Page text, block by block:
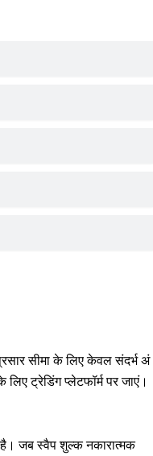
सीमा के लिए केवल संदर्भ अं
ट्रेडिंग प्लेटफॉर्म पर जाएं।
है। जब स्वैप शुल्क नकारात्मक